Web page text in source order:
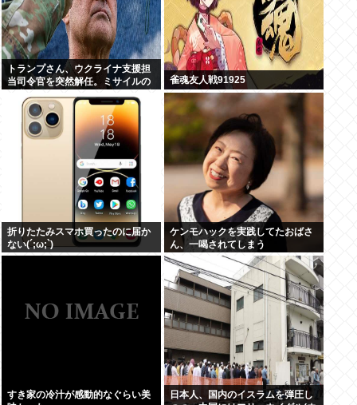
トランプさん、ウクライナ支援担
当司令官を突然解任。ミサイルの
要求があまりにもしつこすぎてブ
チ切れた模様
雀魂友人戦91925
折りたたみスマホ買ったのに届か
ない(´;ω;`)
ケンモハックを実践してたおばさ
ん、一喝されてしまう
すき家の冷汁が感動的なぐらい美
日本人、国内のイスラムを弾圧し